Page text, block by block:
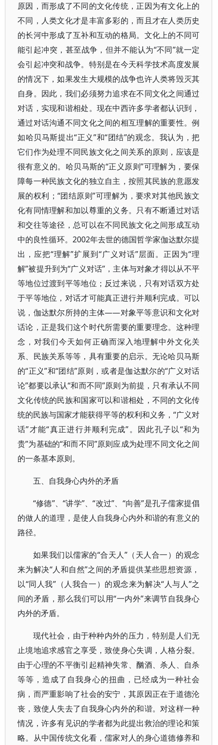
原因，而形成了不同的文化传统，正因为有文化上的
不同，人类文化才是丰富多彩的，而且才在人类历史
的长河中形成了互补和互动的格局。文化上的不同可
能引起冲突，甚至战争，但并不能认为“不同”就一定
会引起冲突和战争。特别是在今天科学技术高度发展
的情况下，如果发生大规模的战争也许人类将毁灭其
自身。因此，我们必须努力追求在不同文化之间通过
对话，实现和谐相处。现在中西许多学者都认识到，
通过对话沟通不同文化之间的相互理解的重要性。例
如哈贝马斯提出“正义”和“团结”的观念。我认为，把
它们作为处理不同民族文化之间关系的原则，应该是
很有意义的。哈贝马斯的“正义原则”可理解为，要保
障每一种民族文化的独立自主，按照其民族的意愿发
展的权利；“团结原则”可理解为，要求对其他民族文
化有同情理解和加以尊重的义务。只有不断通过对话
和交往等途径，总可以在不同民族文化之间形成互动
中的良性循环。2002年去世的德国哲学家伽达默尔提
出，应把“理解”扩展到“广义对话”层面。正因为“理
解”被提升到为“广义对话”，主体与对象才得以从不平
等地位过渡到平等地位；反过来说，只有对话双方处
于平等地位，对话才可能真正进行并顺利完成。可以
说，伽达默尔所持的主体——对象平等意识和文化对
话论，正是我们这个时代所需要的重要理念。这种理
念，对我们今天如何正确而深入地理解中外文化关
系、民族关系等等，具有重要的启示。无论哈贝马斯
的“正义”和“团结”原则，或者是伽达默尔的“广义对话
论”都要以承认“和而不同”原则为前提，只有承认不同
文化传统的民族和国家可以和谐相处，不同的文化传
统的民族与国家才能获得平等的权利和义务，“广义对
话”才能“真正进行并顺利完成”。因此孔子以“和为
贵”为基础的“和而不同”原则应成为处理不同文化之间
的一条基本原则。
五、自我身心内外的矛盾
“修德”、“讲学”、“改过”、“向善”是孔子儒家提倡
的做人的道理，是使人自我身心内外和谐的有意义的
路径。
如果我们以儒家的“合天人”（天人合一）的观念
来为解决“人和自然”之间的矛盾提供某些思想资源，
以“同人我”（人我合一）的观念来为解决“人与人”之
间的矛盾，那么我们可以用“一内外”来调节自我身心
内外的矛盾。
现代社会，由于种种内外的压力，特别是人们无
止境地追求感官之享受，致使身心失调，人格分裂。
由于心理的不平衡引起精神失常、酗酒、杀人、自杀
等等，造成了自我身心的扭曲，已经成为一种社会
病，而严重影响了社会的安宁，其原因正在于道德沦
丧，致使人失去了自我身心内外的和谐。对这样一种
情况，许多有见识的学者都为此提出救治的理论和策
略。从中国传统文化看，儒家对人的身心道德修养和